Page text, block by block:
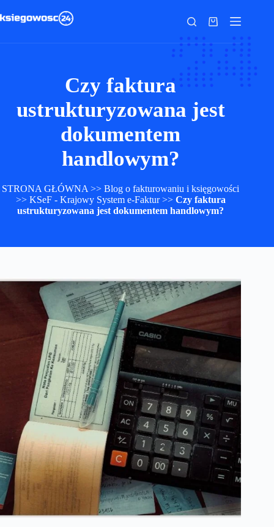
do
Koszyk
Czy faktura
ustrukturyzowana jest
dokumentem
handlowym?
STRONA GŁÓWNA >>Blog o fakturowaniu i księgowości
>> KSeF - Krajowy System e-Faktur>> Czy faktura
ustrukturyzowana jest dokumentem handlowym?